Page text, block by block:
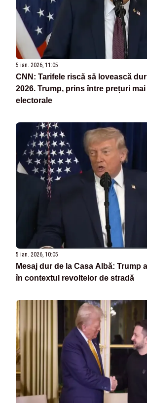
5 ian. 2026, 11:05
CNN: Tarifele riscă să lovească
2026. Trump, prins între prețuri
electorale
5 ian. 2026, 10:05
Mesaj dur de la Casa Albă: Trump
în contextul revoltelor de stradă